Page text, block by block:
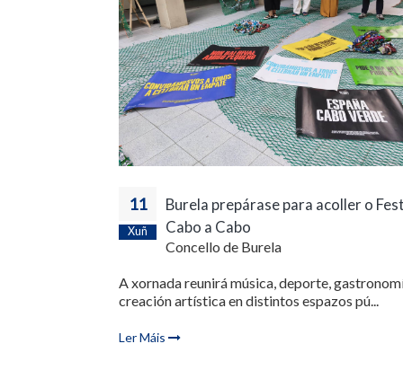
11
Xuñ
Burela prepárase para acoller o
Cabo a Cabo
Concello de Burela
A xornada reunirá música, deporte,
creación artística en distintos espazos pú...
Ler Máis